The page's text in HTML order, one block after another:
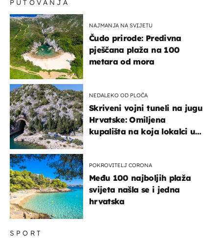
SPORT
PUTOVANJA
NAJMANJA NA SVIJETU
Čudo prirode: Predivna
pješčana plaža na 100
metara od mora
NEDALEKO OD PLOČA
Skriveni vojni tuneli na jugu
Hrvatske: Omiljena
kupališta na koja lokalci u
POKROVITELJ CORONA
Među 100 najboljih plaža
svijeta našla se i jedna
hrvatska